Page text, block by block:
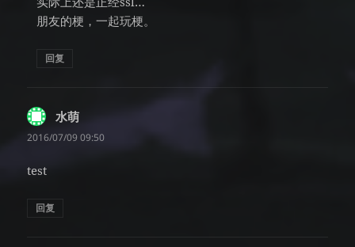
朋友的梗，一起玩梗。
回复
水萌
道：
2016/07/09 09:50
test
回复